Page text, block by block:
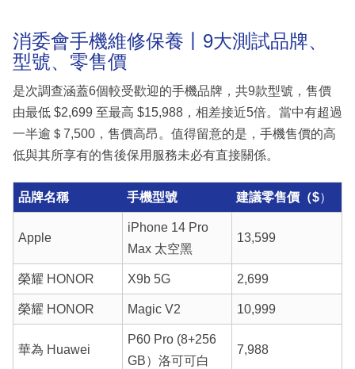
消委會手機維修保養丨9大測試品牌、
型號、零售價
是次調查涵蓋6個較受歡迎的手機品牌，共9款型號，售價
由最低 $2,699 至最高 $15,988，相差接近5倍。當中有超過
一半逾＄7,500，售價高昂。值得留意的是，手機售價的高
低與其所享有的售後保用服務未必有直接關係。
品牌名稱 手機型號 建議零售價（$）
Apple
iPhone 14 Pro
Max 太空黑
13,599
榮耀 HONOR X9b 5G 2,699
榮耀 HONOR Magic V2 10,999
華為 Huawei
P60 Pro (8+256
GB）洛可可白
7,988